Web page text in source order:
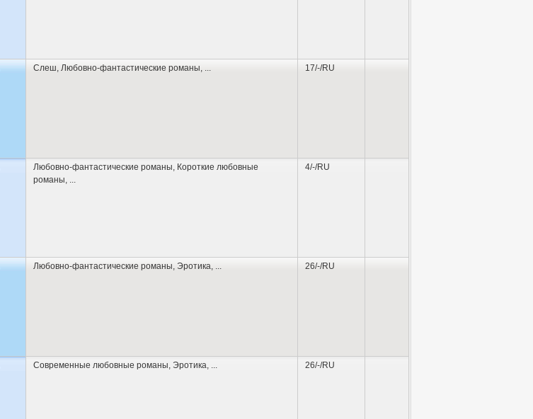
Слеш Любовно-фантастические романы 17/-/RU
Любовно-фантастические романы Короткие любовные
романы
4/-/RU
Любовно-фантастические романы Эротика 26/-/RU
Современные любовные романы Эротика 26/-/RU